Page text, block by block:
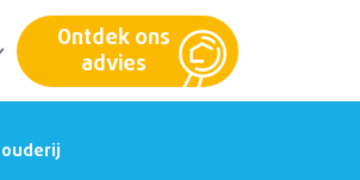
Ontdek ons
advies